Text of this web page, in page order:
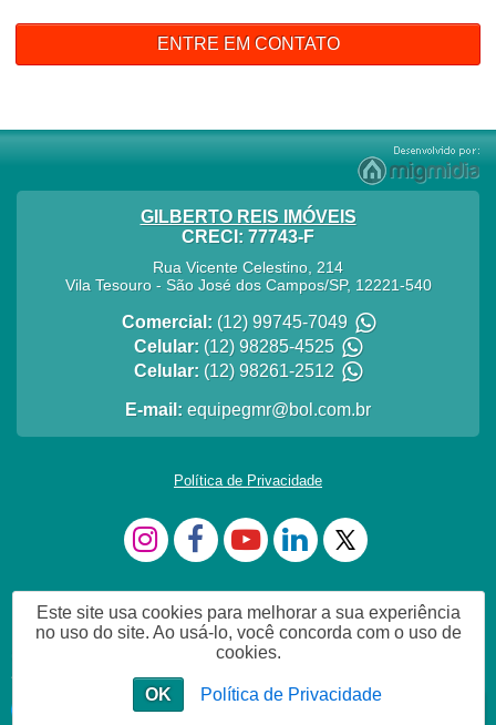
ENTRE EM CONTATO
Estou a disposição que vc procura
estou dísponível em whatsApp
GILBERTO REIS IMÓVEIS
CRECI: 77743-F
Rua Vicente Celestino, 214
Vila Tesouro- São José dos Campos/SP, 12221-540
Comercial: (12) 99745-7049
Celular: (12) 98285-4525
Celular: (12) 98261-2512
E-mail: equipegmr@bol.com.br
Política de Privacidade
Este site usa cookies para melhorar a sua experiência
no uso do site. Ao usá-lo, você concorda com o uso de
cookies.
OK Política de Privacidade